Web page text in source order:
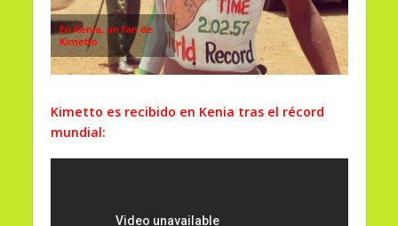
En Kenia, un fan de
Kimetto
Kimetto es recibido en Kenia tras el récord
mundial: